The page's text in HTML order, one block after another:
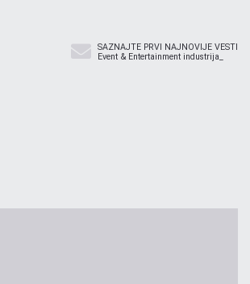
SAZNAJTE PRVI NAJNOVIJE VESTI
Event & Entertainment industrija_